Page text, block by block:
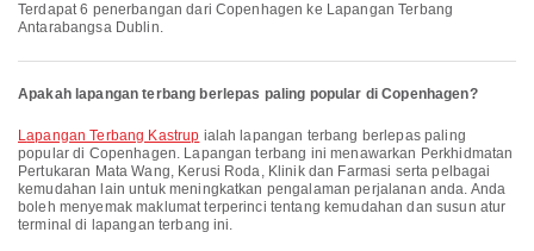
Terdapat 6 penerbangan dari Copenhagen ke Lapangan Terbang
Antarabangsa Dublin.
Apakah lapangan terbang berlepas paling popular di Copenhagen?
Lapangan Terbang Kastrup ialah lapangan terbang berlepas paling
popular di Copenhagen. Lapangan terbang ini menawarkan Perkhidmatan
Pertukaran Mata Wang, Kerusi Roda, Klinik dan Farmasi serta pelbagai
kemudahan lain untuk meningkatkan pengalaman perjalanan anda. Anda
boleh menyemak maklumat terperinci tentang kemudahan dan susun atur
terminal di lapangan terbang ini.